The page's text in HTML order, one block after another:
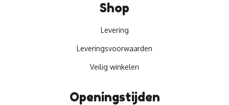
Shop
Levering
Leveringsvoorwaarden
Veilig winkelen
Openingstijden